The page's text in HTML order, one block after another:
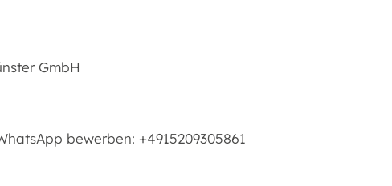
GmbH
bewerben: +4915209305861